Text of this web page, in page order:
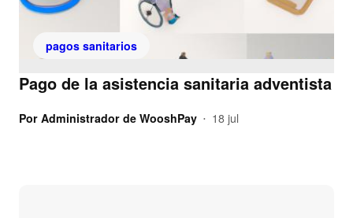
pagos sanitarios
Pago de la asistencia sanitaria adventista
Por Administrador de WooshPay • 18 jul